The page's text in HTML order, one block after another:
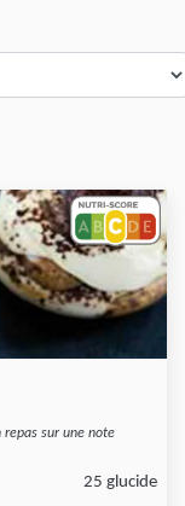
sur une note
25 glucide